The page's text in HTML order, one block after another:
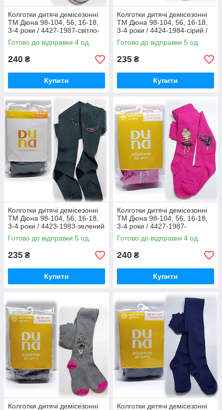
Колготки дитячі демісезонні
ТМ Дюна 98-104, 56, 16-18,
3-4 роки / 4427-1987-світло-
сірий / колготи Duna весна-
осінь
Готово до відправки 4 од.
240 ₴
Купити
Колготки дитячі демісезонні
ТМ Дюна 98-104, 56, 16-18,
3-4 роки / 4424-1984-сірий /
колготи Duna весна-осінь
Готово до відправки 5 од.
235 ₴
Купити
Колготки дитячі демісезонні
ТМ Дюна 98-104, 56, 16-18,
3-4 роки / 4423-1983-зелений
/ колготи Duna весна-осінь
Готово до відправки 5 од.
235 ₴
Купити
Колготки дитячі демісезонні
ТМ Дюна 98-104, 56, 16-18,
3-4 роки / 4427-1987-
малиновий / колготи Duna
весна-осінь
Готово до відправки 4 од.
240 ₴
Купити
Колготки дитячі демісезонні Колготки дитячі демісезонні